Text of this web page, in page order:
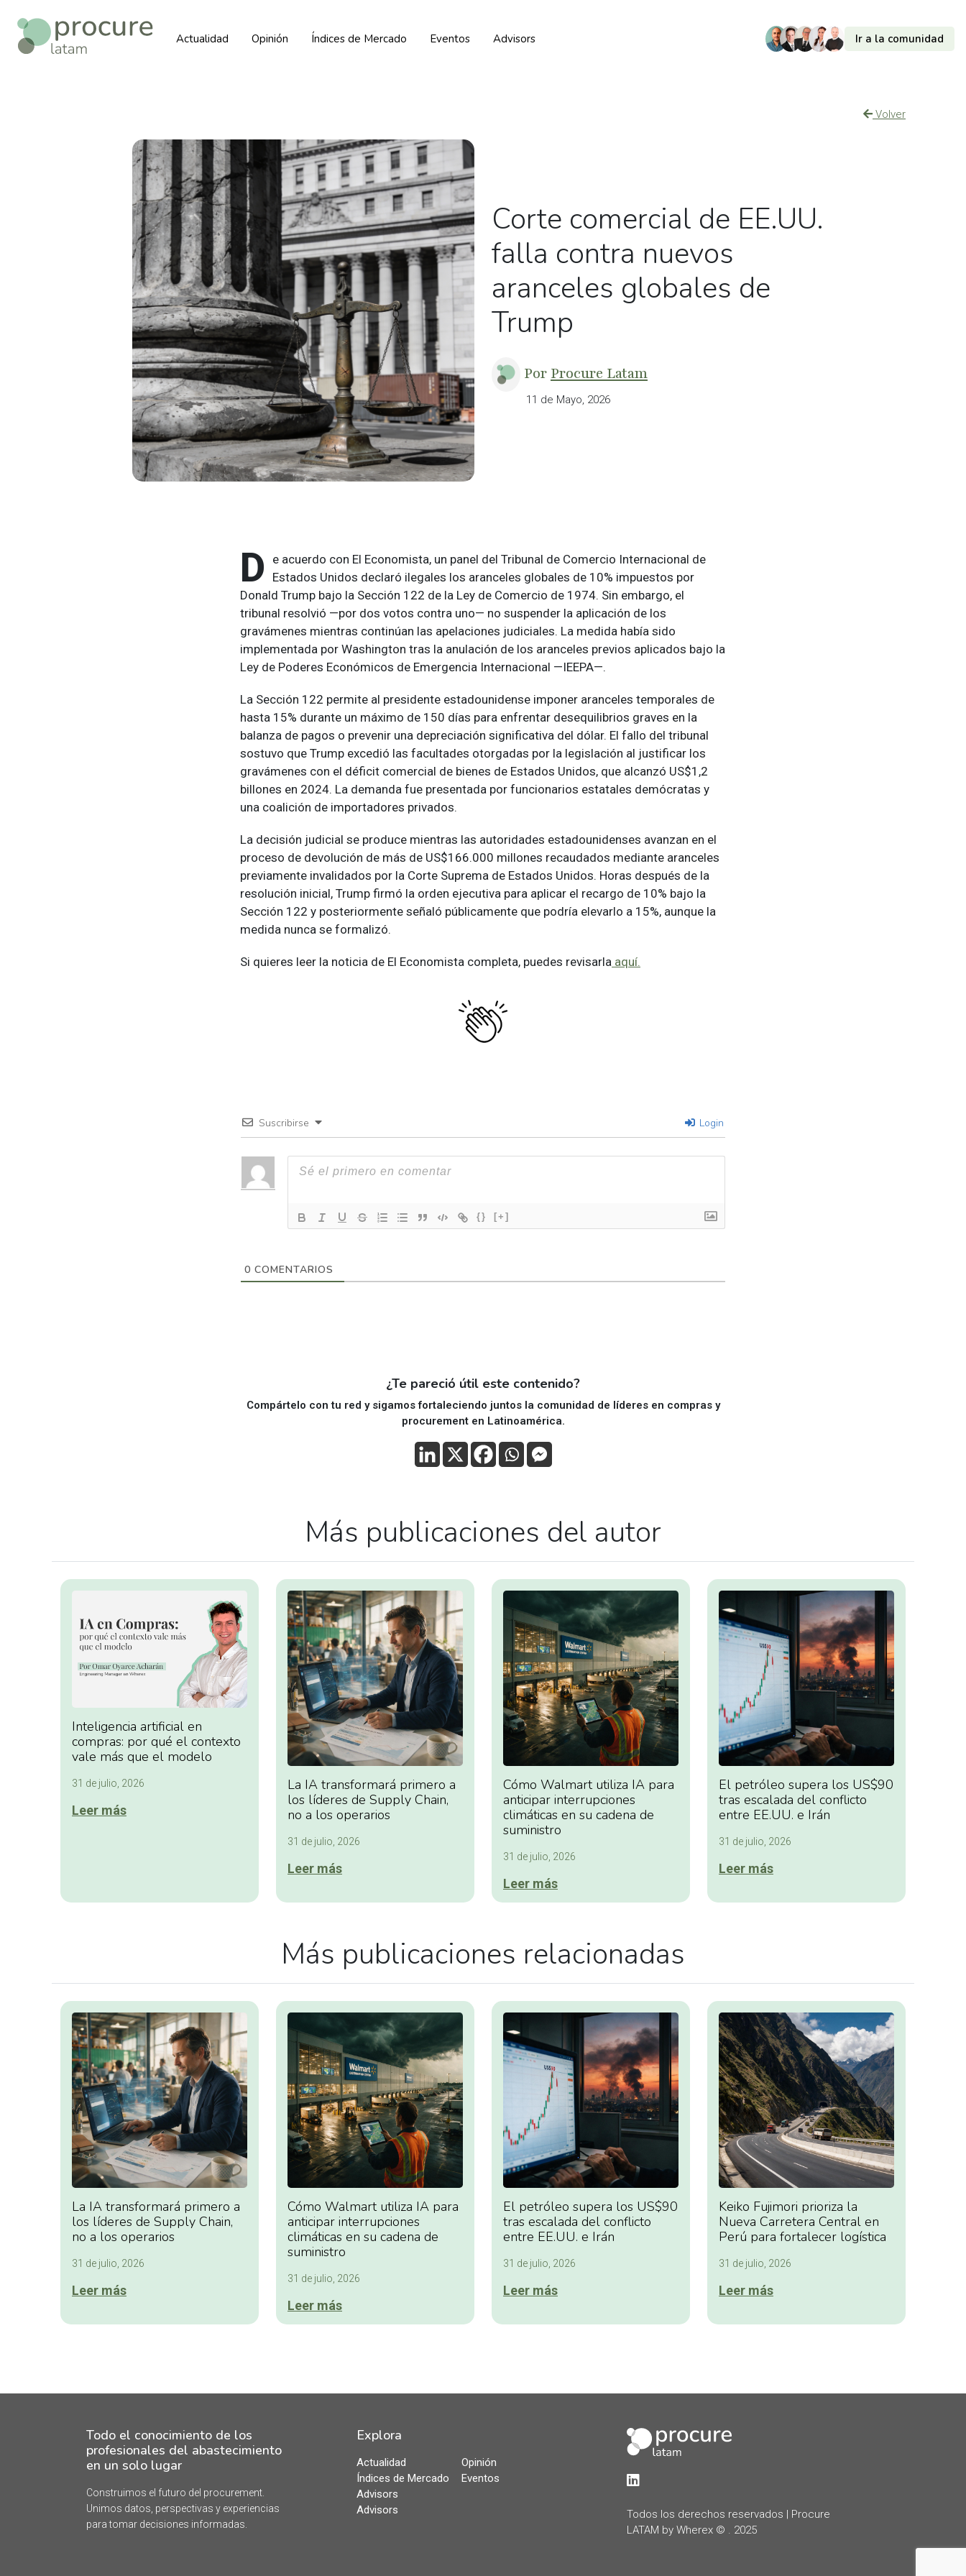
Actualidad Opinión Índices de Mercado Eventos Advisors Ir a la comunidad
Volver
Corte comercial de EE.UU.
falla contra nuevos
aranceles globales de
Trump
Por Procure Latam
11 de Mayo, 2026
D
e acuerdo con El Economista, un panel del Tribunal de Comercio Internacional de
Estados Unidos declaró ilegales los aranceles globales de 10% impuestos por
Donald Trump bajo la Sección 122 de la Ley de Comercio de 1974. Sin embargo, el
tribunal resolvió —por dos votos contra uno— no suspender la aplicación de los
gravámenes mientras continúan las apelaciones judiciales. La medida había sido
implementada por Washington tras la anulación de los aranceles previos aplicados bajo la
Ley de Poderes Económicos de Emergencia Internacional —IEEPA—.
La Sección 122 permite al presidente estadounidense imponer aranceles temporales de
hasta 15% durante un máximo de 150 días para enfrentar desequilibrios graves en la
balanza de pagos o prevenir una depreciación significativa del dólar. El fallo del tribunal
sostuvo que Trump excedió las facultades otorgadas por la legislación al justificar los
gravámenes con el déficit comercial de bienes de Estados Unidos, que alcanzó US$1,2
billones en 2024. La demanda fue presentada por funcionarios estatales demócratas y
una coalición de importadores privados.
La decisión judicial se produce mientras las autoridades estadounidenses avanzan en el
proceso de devolución de más de US$166.000 millones recaudados mediante aranceles
previamente invalidados por la Corte Suprema de Estados Unidos. Horas después de la
resolución inicial, Trump firmó la orden ejecutiva para aplicar el recargo de 10% bajo la
Sección 122 y posteriormente señaló públicamente que podría elevarlo a 15%, aunque la
medida nunca se formalizó.
Si quieres leer la noticia de El Economista completa, puedes revisarla aquí.
Suscribirse Login
{} [+]
0 COMENTARIOS
¿Te pareció útil este contenido?
Compártelo con tu red y sigamos fortaleciendo juntos la comunidad de líderes en compras y
procurement en Latinoamérica.
Más publicaciones del autor
Inteligencia artificial en
compras: por qué el contexto
vale más que el modelo
31 de julio, 2026
Leer más
La IA transformará primero a
los líderes de Supply Chain,
no a los operarios
31 de julio, 2026
Leer más
Cómo Walmart utiliza IA para
anticipar interrupciones
climáticas en su cadena de
suministro
31 de julio, 2026
Leer más
El petróleo supera los US$90
tras escalada del conflicto
entre EE.UU. e Irán
31 de julio, 2026
Leer más
Más publicaciones relacionadas
La IA transformará primero a
los líderes de Supply Chain,
no a los operarios
31 de julio, 2026
Leer más
Cómo Walmart utiliza IA para
anticipar interrupciones
climáticas en su cadena de
suministro
31 de julio, 2026
Leer más
El petróleo supera los US$90
tras escalada del conflicto
entre EE.UU. e Irán
31 de julio, 2026
Leer más
Keiko Fujimori prioriza la
Nueva Carretera Central en
Perú para fortalecer logística
31 de julio, 2026
Leer más
Todo el conocimiento de los
profesionales del abastecimiento
en un solo lugar
Construimos el futuro del procurement.
Unimos datos, perspectivas y experiencias
para tomar decisiones informadas.
Explora
Actualidad
Opinión
Índices de Mercado
Eventos
Advisors
Advisors
LinkedIn
Todos los derechos reservados | Procure
LATAM by Wherex © . 2025